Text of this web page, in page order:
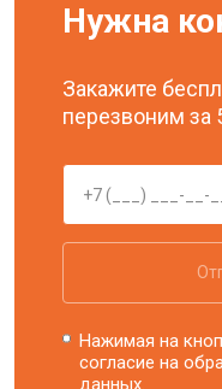
Нужна
Закажите
перезвоним за
Нажимая на
согласие на
данных.